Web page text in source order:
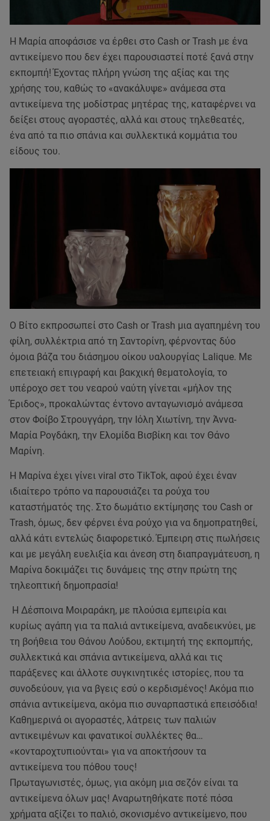
Η Μαρία αποφάσισε να έρθει στο Cash or Trash με ένα
αντικείμενο που δεν έχει παρουσιαστεί ποτέ ξανά στην
εκπομπή! Έχοντας πλήρη γνώση της αξίας και της
χρήσης του, καθώς το «ανακάλυψε» ανάμεσα στα
αντικείμενα της μοδίστρας μητέρας της, καταφέρνει να
δείξει στους αγοραστές, αλλά και στους τηλεθεατές,
ένα από τα πιο σπάνια και συλλεκτικά κομμάτια του
είδους του.
Ο Βίτο εκπροσωπεί στο Cash or Trash μια αγαπημένη του
φίλη, συλλέκτρια από τη Σαντορίνη, φέρνοντας δύο
όμοια βάζα του διάσημου οίκου υαλουργίας Lalique. Με
επετειακή επιγραφή και βακχική θεματολογία, το
υπέροχο σετ του νεαρού ναύτη γίνεται «μήλον της
Έριδος», προκαλώντας έντονο ανταγωνισμό ανάμεσα
στον Φοίβο Στρουγγάρη, την Ιόλη Χιωτίνη, την Άννα-
Μαρία Ρογδάκη, την Ελομίδα Βισβίκη και τον Θάνο
Μαρίνη.
Η Μαρίνα έχει γίνει viral στο TikTok, αφού έχει έναν
ιδιαίτερο τρόπο να παρουσιάζει τα ρούχα του
καταστήματός της. Στο δωμάτιο εκτίμησης του Cash or
Trash, όμως, δεν φέρνει ένα ρούχο για να δημοπρατηθεί,
αλλά κάτι εντελώς διαφορετικό. Έμπειρη στις πωλήσεις
και με μεγάλη ευελιξία και άνεση στη διαπραγμάτευση, η
Μαρίνα δοκιμάζει τις δυνάμεις της στην πρώτη της
τηλεοπτική δημοπρασία!
H Δέσποινα Μοιραράκη, με πλούσια εμπειρία και
κυρίως αγάπη για τα παλιά αντικείμενα, αναδεικνύει, με
τη βοήθεια του Θάνου Λούδου, εκτιμητή της εκπομπής,
συλλεκτικά και σπάνια αντικείμενα, αλλά και τις
παράξενες και άλλοτε συγκινητικές ιστορίες, που τα
συνοδεύουν, για να βγεις εσύ ο κερδισμένος! Ακόμα πιο
σπάνια αντικείμενα, ακόμα πιο συναρπαστικά επεισόδια!
Καθημερινά οι αγοραστές, λάτρεις των παλιών
αντικειμένων και φανατικοί συλλέκτες θα…
«κονταροχτυπιούνται» για να αποκτήσουν τα
αντικείμενα του πόθου τους!
Πρωταγωνιστές, όμως, για ακόμη μια σεζόν είναι τα
αντικείμενα όλων μας! Αναρωτηθήκατε ποτέ πόσα
χρήματα αξίζει το παλιό, σκονισμένο αντικείμενο, που